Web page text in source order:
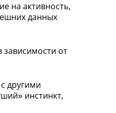
на активность,
данных
зависимости от
другими
инстинкт,